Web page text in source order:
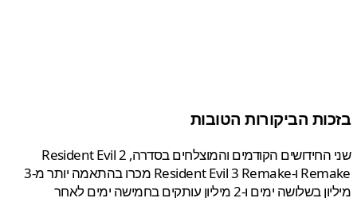
הביקורות הטובות
שני החידושים הקודמים והמוצלחים בסדרה, Resident Evil 2
Remake ו-Resident Evil 3 Remake מכרו בהתאמה יותר מ-3
מיליון בשלושה ימים ו-2 מיליון עותקים בחמישה ימים לאחר